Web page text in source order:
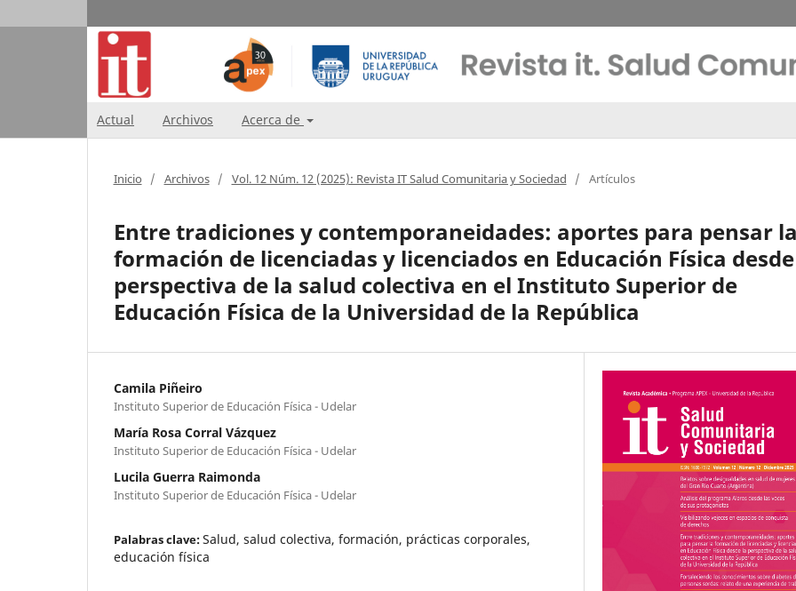
Actual Archivos Acerca de
Inicio / Archivos / Vol. 12 Núm. 12 (2025): Revista IT Salud Comunitaria y Sociedad / Artículos
Entre tradiciones y contemporaneidades: aportes para pensar
formación de licenciadas y licenciados en Educación Física
perspectiva de la salud colectiva en el Instituto Superior de
Educación Física de la Universidad de la República
Camila Piñeiro
Instituto Superior de Educación Física - Udelar
María Rosa Corral Vázquez
Instituto Superior de Educación Física - Udelar
Lucila Guerra Raimonda
Instituto Superior de Educación Física - Udelar
Palabras clave:Salud, salud colectiva, formación, prácticas corporales,
educación física